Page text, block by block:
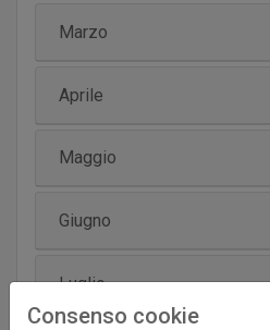
Consenso cookie
Marzo
Aprile
Maggio
Giugno
Luglio